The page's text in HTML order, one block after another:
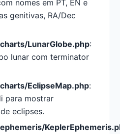
nomes em PT, EN e
genitivas, RA/Dec
LunarGlobe.php:
lunar com terminator
EclipseMap.php:
para mostrar
eclipses.